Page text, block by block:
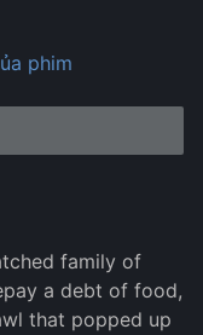
phim
family of
a debt of food,
that popped up